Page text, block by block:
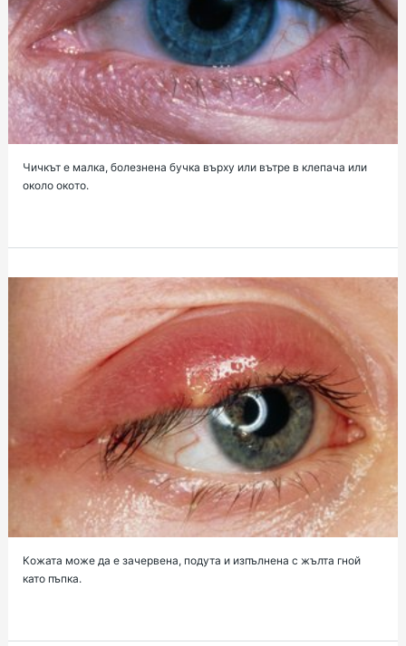
Чичкът е малка, болезнена бучка върху или вътре в клепача или
около окото.
Кожата може да е зачервена, подута и изпълнена с жълта гной
като пъпка.